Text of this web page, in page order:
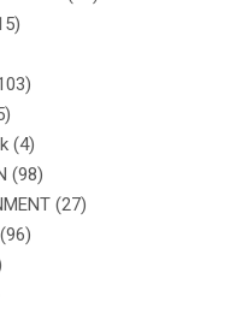
(4)
(98)
(27)
(96)